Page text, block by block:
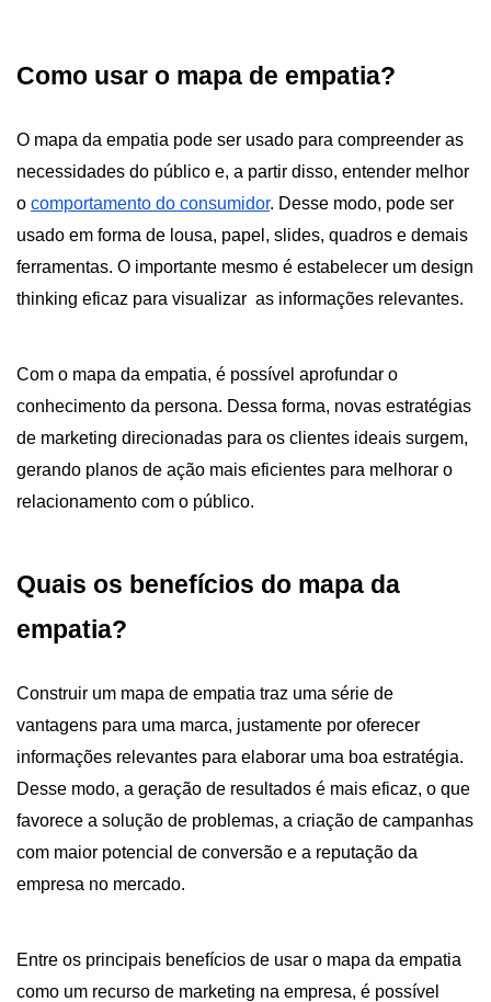
Como usar o mapa de empatia?
O mapa da empatia pode ser usado para compreender as
necessidades do público e, a partir disso, entender melhor
o comportamento do consumidor. Desse modo, pode ser
usado em forma de lousa, papel, slides, quadros e demais
ferramentas. O importante mesmo é estabelecer um design
thinking eficaz para visualizar as informações relevantes.
Com o mapa da empatia, é possível aprofundar o
conhecimento da persona. Dessa forma, novas estratégias
de marketing direcionadas para os clientes ideais surgem,
gerando planos de ação mais eficientes para melhorar o
relacionamento com o público.
Quais os benefícios do mapa da
empatia?
Construir um mapa de empatia traz uma série de
vantagens para uma marca, justamente por oferecer
informações relevantes para elaborar uma boa estratégia.
Desse modo, a geração de resultados é mais eficaz, o que
favorece a solução de problemas, a criação de campanhas
com maior potencial de conversão e a reputação da
empresa no mercado.
Entre os principais benefícios de usar o mapa da empatia
como um recurso de marketing na empresa, é possível